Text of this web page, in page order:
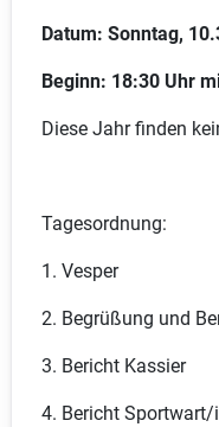
Datum: Sonntag,
Beginn: 18:30 Uhr
Diese Jahr finden
Tagesordnung:
1. Vesper
2. Begrüßung und
3. Bericht Kassier
4. Bericht Sportwart/